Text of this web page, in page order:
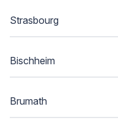
Strasbourg
Bischheim
Brumath